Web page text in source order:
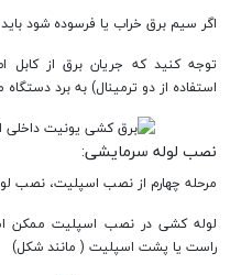
اگر سیم برق خراب یا فرسوده شود
توجه کنید که جریان برق از
استفاده از دو ترمینال) به برد
نصب لوله سرمایشی:
مرحله چهارم از نصب اسپلیت، نصب
راست یا پشت اسپلیت ( مانند شکل)